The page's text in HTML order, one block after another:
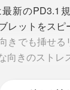
0〜40℃前
幅アップ。
ます。
機能
の強力マ
適な充電位置
新のPD3.1
レットをス
きでも挿せ
向きのストレ